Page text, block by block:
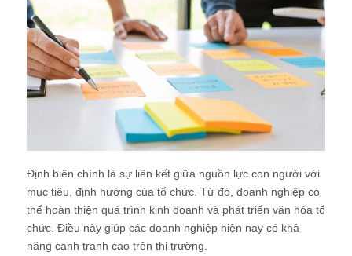
Định biên chính là sự liên kết giữa nguồn lực con người với
mục tiêu, định hướng của tổ chức. Từ đó, doanh nghiệp có
thể hoàn thiện quá trình kinh doanh và phát triển văn hóa tổ
chức. Điều này giúp các doanh nghiệp hiện nay có khả
năng cạnh tranh cao trên thị trường.